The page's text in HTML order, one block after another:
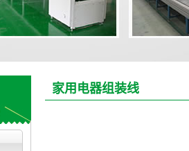
家用电器组装线